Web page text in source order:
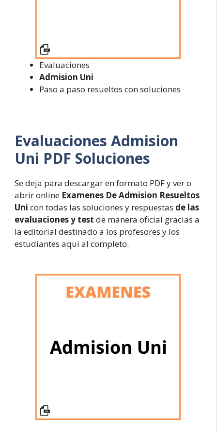
Evaluaciones
Admision Uni
Paso a paso resueltos con soluciones
Evaluaciones Admision
Uni PDF Soluciones
Se deja para descargar en formato PDF y ver o
abrir online Examenes De Admision Resueltos
Uni con todas las soluciones y respuestas de las
evaluaciones y test de manera oficial gracias a
la editorial destinado a los profesores y los
estudiantes aqui al completo.